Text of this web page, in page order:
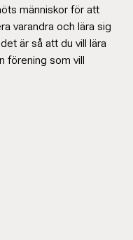
människor för att
varandra och lära sig
är så att du vill lära
förening som vill